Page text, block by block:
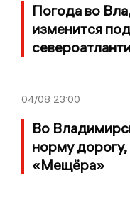
Погода во
изменится
04/08 23:00
Во
норму
«Мещёра»